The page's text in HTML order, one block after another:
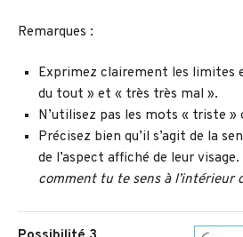
Remarques :
Exprimez clairement les limites
du tout » et « très très mal ».
N’utilisez pas les mots « triste »
Précisez bien qu’il s’agit de la
de l’aspect affiché de leur visage.
comment tu te sens à l’intérieur